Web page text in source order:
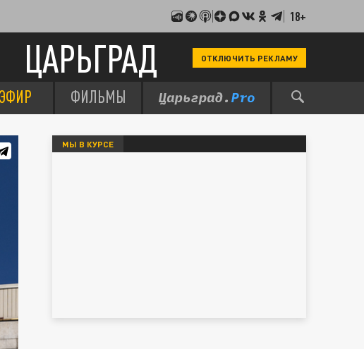
18+
ЦАРЬГРАД ОТКЛЮЧИТЬ РЕКЛАМУ
ЭФИР ФИЛЬМЫ
МЫ В КУРСЕ